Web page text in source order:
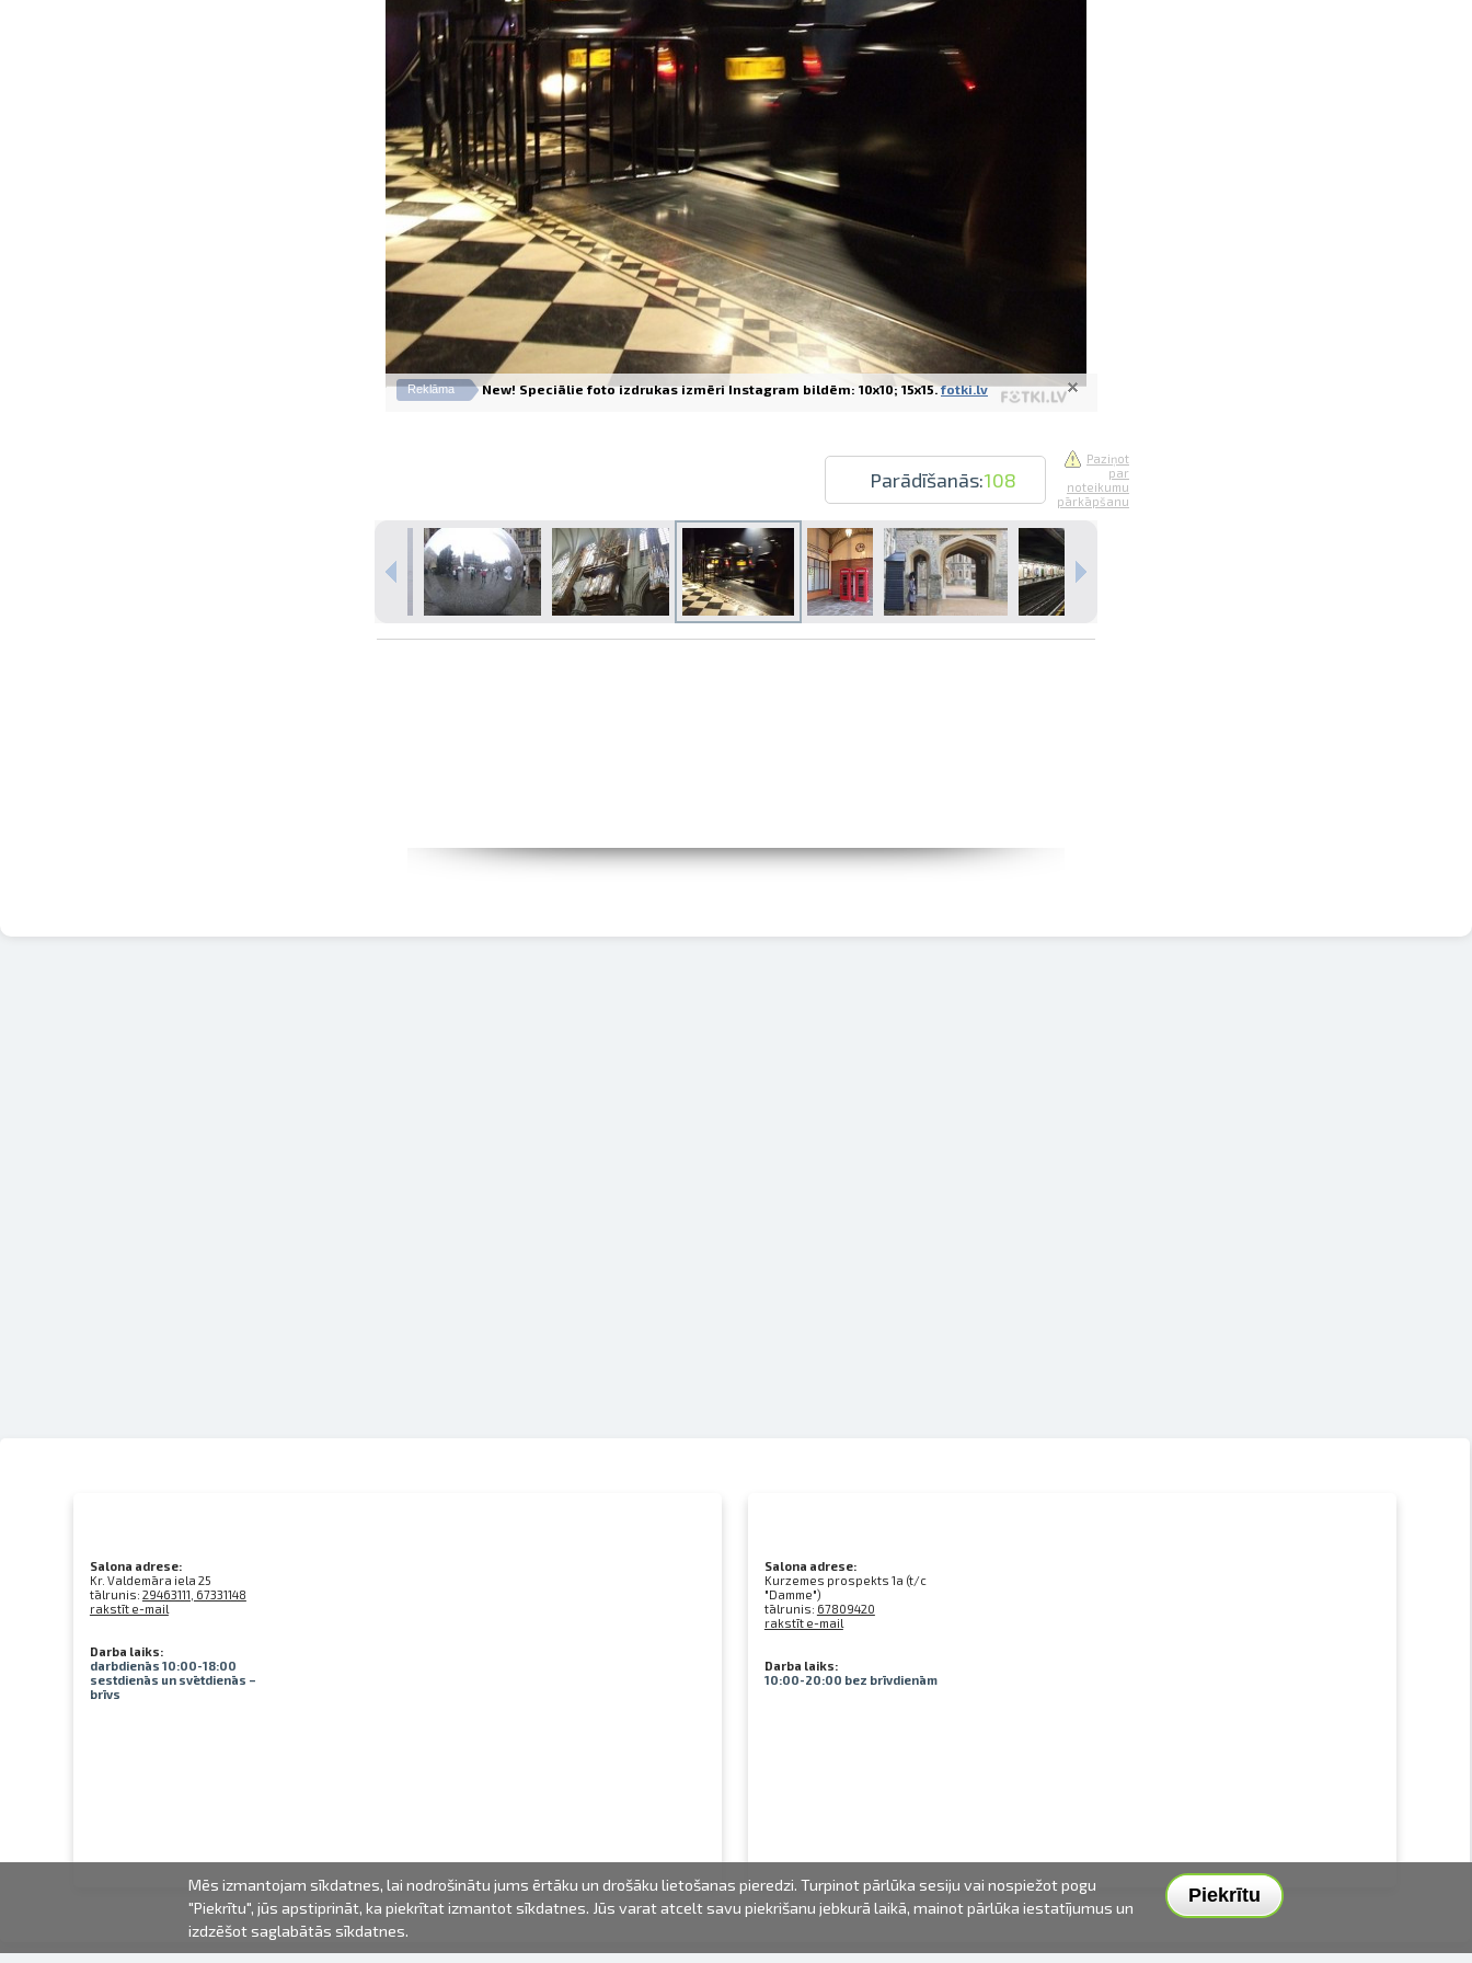
Izdrukas 1h laikā Rīgā – pasūtiet tiešsaistē
Dažādi formāti un papīra veidi jūsu foto
Piegāde visā Latvijā vai saņemšana klātienē
Reklāma New! Speciālie foto izdrukas izmēri Instagram bildēm: 10x10; 15x15. fotki.lv
Parādīšanās:108
Paziņot
par
noteikumu
pārkāpšanu
Salona adrese:
Kr. Valdemāra iela 25
tālrunis: 29463111, 67331148
rakstīt e-mail
Darba laiks:
darbdienās 10:00-18:00
sestdienās un svētdienās –
brīvs
Salona adrese:
Kurzemes prospekts 1a (t/c
"Damme")
tālrunis: 67809420
rakstīt e-mail
Darba laiks:
10:00-20:00 bez brīvdienām
Piekrītu
Mēs izmantojam sīkdatnes, lai nodrošinātu jums ērtāku un drošāku lietošanas pieredzi. Turpinot pārlūka sesiju vai nospiežot pogu
"Piekrītu", jūs apstiprināt, ka piekrītat izmantot sīkdatnes. Jūs varat atcelt savu piekrišanu jebkurā laikā, mainot pārlūka iestatījumus un
izdzēšot saglabātās sīkdatnes.